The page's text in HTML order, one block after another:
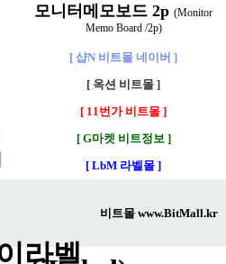
모니터메모보드 2p (Monitor
Memo Board /2p)
[ 샵N 비트몰 네이버 ]
[ 옥션 비트몰 ]
[ 11번가 비트몰 ]
[ G마켓 비트정보 ]
[ LbM 라벨몰 ]
비트몰 www.BitMall.kr
라벨